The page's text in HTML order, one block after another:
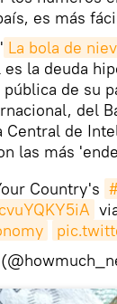
es más
La bola de
la deuda
de su
del
Central de
las más
Country's